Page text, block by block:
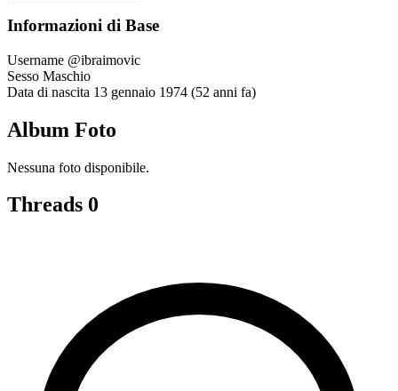
Informazioni di Base
Username @ibraimovic
Sesso Maschio
Data di nascita 13 gennaio 1974 (52 anni fa)
Album Foto
Nessuna foto disponibile.
Threads 0